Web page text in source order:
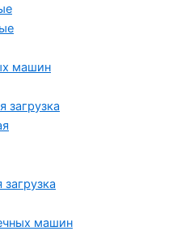
машин
загрузка
машин